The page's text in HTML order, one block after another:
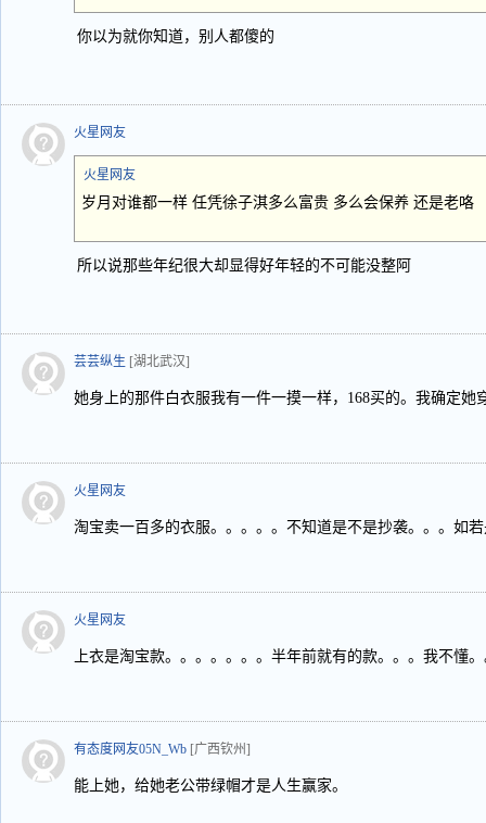
你以为就你知道，别人都傻的
火星网友
火星网友
岁月对谁都一样 任凭徐子淇多么富贵 多么会保养 还是老咯
所以说那些年纪很大却显得好年轻的不可能没整阿
芸芸纵生 [湖北武汉]
她身上的那件白衣服我有一件一摸一样，168买的。我确定她
火星网友
淘宝卖一百多的衣服。。。。。不知道是不是抄袭。。。如
火星网友
上衣是淘宝款。。。。。。。半年前就有的款。。。我不懂
有态度网友05N_Wb [广西钦州]
能上她，给她老公带绿帽才是人生赢家。